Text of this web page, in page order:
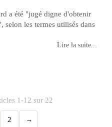
a été "jugé digne d'obtenir
selon les termes utilisés dans
Lire la suite...
1-12 sur 22
2